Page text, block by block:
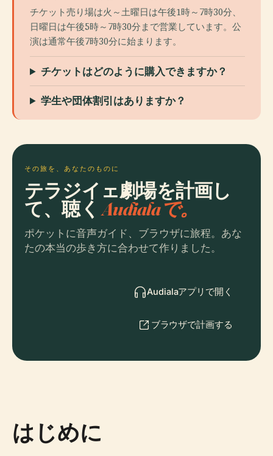
チケット売り場は火～土曜日は午後1時～7時30分、
日曜日は午後5時～7時30分まで営業しています。公
演は通常午後7時30分に始まります。
チケットはどのように購入できますか？
学生や団体割引はありますか？
その旅を、あなたのものに
テラジイェ劇場を計画し
て、聴くAudialaで。
ポケットに音声ガイド、ブラウザに旅程。あな
たの本当の歩き方に合わせて作りました。
Audialaアプリで開く
ブラウザで計画する
はじめに